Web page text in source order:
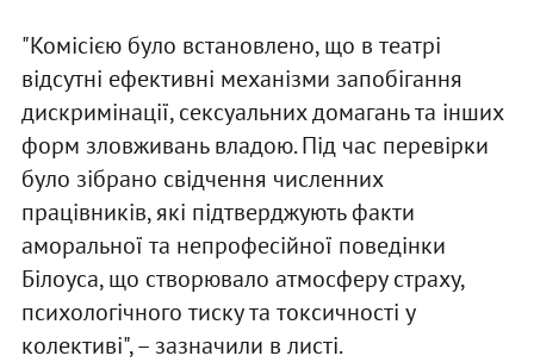
"Комісією було встановлено, що в театрі
відсутні ефективні механізми запобігання
дискримінації, сексуальних домагань та інших
форм зловживань владою. Під час перевірки
було зібрано свідчення численних
працівників, які підтверджують факти
аморальної та непрофесійної поведінки
Білоуса, що створювало атмосферу страху,
психологічного тиску та токсичності у
колективі", – зазначили в листі.